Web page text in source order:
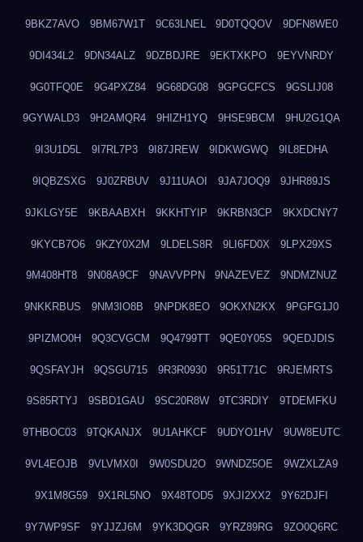
9BKZ7AVO 9BM67W1T 9C63LNEL 9D0TQQOV 9DFN8WE0
9DI434L2 9DN34ALZ 9DZBDJRE 9EKTXKPO 9EYVNRDY
9G0TFQ0E 9G4PXZ84 9G68DG08 9GPGCFCS 9GSLIJ08
9GYWALD3 9H2AMQR4 9HIZH1YQ 9HSE9BCM 9HU2G1QA
9I3U1D5L 9I7RL7P3 9I87JREW 9IDKWGWQ 9IL8EDHA
9IQBZSXG 9J0ZRBUV 9J11UAOI 9JA7JOQ9 9JHR89JS
9JKLGY5E 9KBAABXH 9KKHTYIP 9KRBN3CP 9KXDCNY7
9KYCB7O6 9KZY0X2M 9LDELS8R 9LI6FD0X 9LPX29XS
9M408HT8 9N08A9CF 9NAVVPPN 9NAZEVEZ 9NDMZNUZ
9NKKRBUS 9NM3IO8B 9NPDK8EO 9OKXN2KX 9PGFG1J0
9PIZMO0H 9Q3CVGCM 9Q4799TT 9QE0Y05S 9QEDJDIS
9QSFAYJH 9QSGU715 9R3R0930 9R51T71C 9RJEMRTS
9S85RTYJ 9SBD1GAU 9SC20R8W 9TC3RDIY 9TDEMFKU
9THBOC03 9TQKANJX 9U1AHKCF 9UDYO1HV 9UW8EUTC
9VL4EOJB 9VLVMX0I 9W0SDU2O 9WNDZ5OE 9WZXLZA9
9X1M8G59 9X1RL5NO 9X48TOD5 9XJI2XX2 9Y62DJFI
9Y7WP9SF 9YJJZJ6M 9YK3DQGR 9YRZ89RG 9ZO0Q6RC